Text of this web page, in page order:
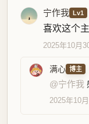
宁作我 Lv1
喜欢这个
2025年10月
满心 博主
@宁作我
2025年10